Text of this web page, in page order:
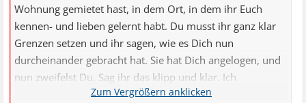
Wohnung gemietet hast, in dem Ort, in dem ihr Euch
kennen- und lieben gelernt habt. Du musst ihr ganz klar
Grenzen setzen und ihr sagen, wie es Dich nun
durcheinander gebracht hat. Sie hat Dich angelogen, und
nun zweifelst Du. Sag ihr das klipp und klar. Ich
persönlich könnte damit nicht umgehen, ich bin selbst ein